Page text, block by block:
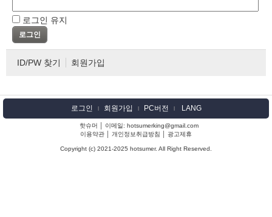
로그인 유지
ID/PW 찾기 회원가입
로그인 l 회원가입 l PC버전 l LANG
핫슈머 │ 이메일: hotsumerking@gmail.com
이용약관
개인정보취급방침 광고제휴
Copyright (c) 2021-2025 hotsumer. All Right Reserved.